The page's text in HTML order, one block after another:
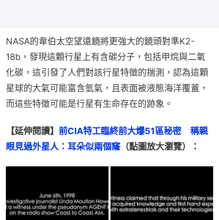
NASA的韋伯太空望遠鏡將更強大的鏡頭對準K2-
18b，發現這顆行星上有含碳分子，包括甲烷與二氧
化碳，這引發了人們對該行星特徵的揣測，認為這顆
星球的大氣可能富含氫氣，且表面被液態海洋覆蓋，
而這些特徵可能是行星有生命存在的跡象。
【延伸閱讀】 前CIA特工臨終前大爆51區秘密　稱親
眼見過外星人：耳朵似兩個窿（點圖放大瀏覽）：